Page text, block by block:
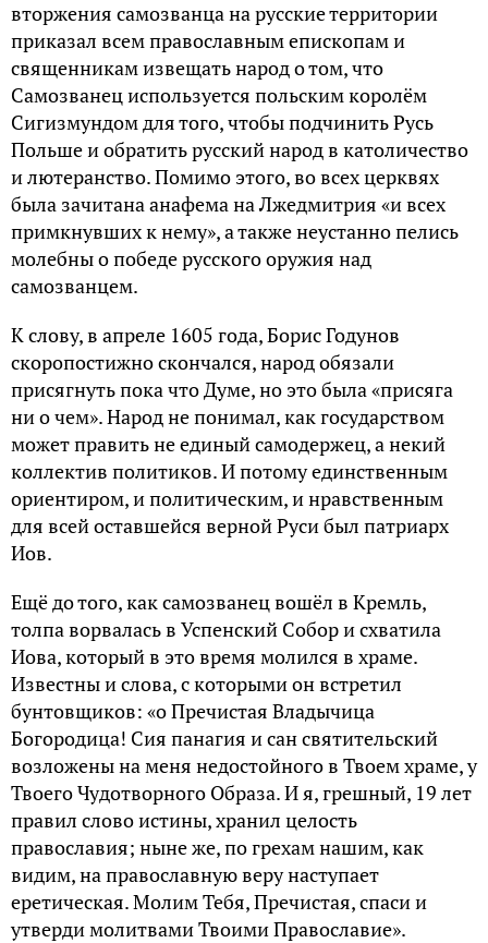
вторжения самозванца на русские территории
приказал всем православным епископам и
священникам извещать народ о том, что
Самозванец используется польским королём
Сигизмундом для того, чтобы подчинить Русь
Польше и обратить русский народ в католичество
и лютеранство. Помимо этого, во всех церквях
была зачитана анафема на Лжедмитрия «и всех
примкнувших к нему», а также неустанно пелись
молебны о победе русского оружия над
самозванцем.
К слову, в апреле 1605 года, Борис Годунов
скоропостижно скончался, народ обязали
присягнуть пока что Думе, но это была «присяга
ни о чем». Народ не понимал, как государством
может править не единый самодержец, а некий
коллектив политиков. И потому единственным
ориентиром, и политическим, и нравственным
для всей оставшейся верной Руси был патриарх
Иов.
Ещё до того, как самозванец вошёл в Кремль,
толпа ворвалась в Успенский Собор и схватила
Иова, который в это время молился в храме.
Известны и слова, с которыми он встретил
бунтовщиков: «о Пречистая Владычица
Богородица! Сия панагия и сан святительский
возложены на меня недостойного в Твоем храме, у
Твоего Чудотворного Образа. И я, грешный, 19 лет
правил слово истины, хранил целость
православия; ныне же, по грехам нашим, как
видим, на православную веру наступает
еретическая. Молим Тебя, Пречистая, спаси и
утверди молитвами Твоими Православие».